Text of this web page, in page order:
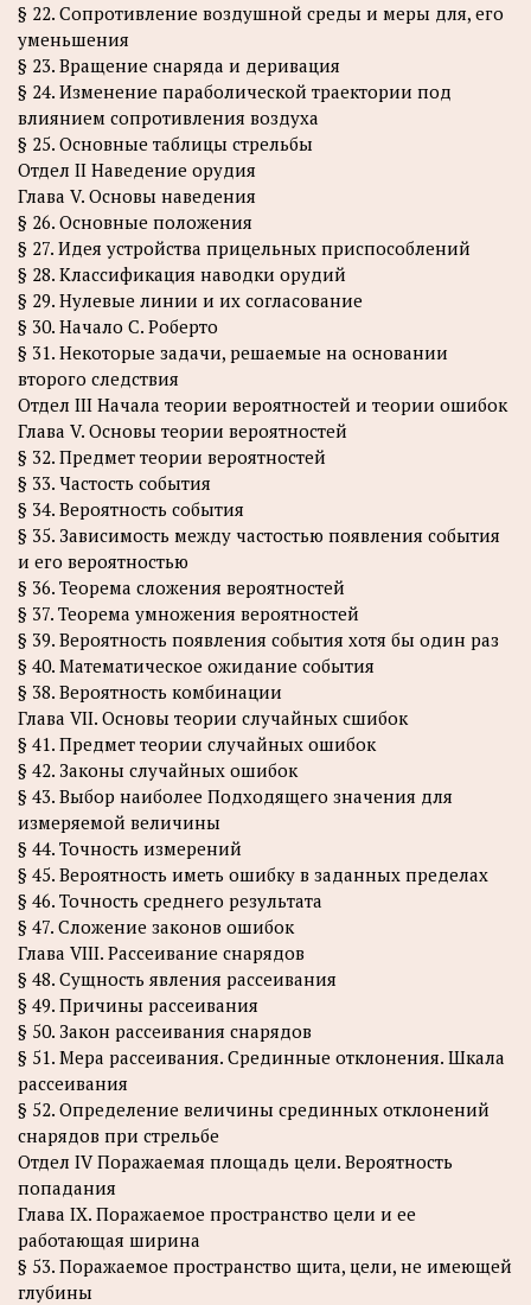
§ 22. Сопротивление воздушной среды и меры для, его
уменьшения
§ 23. Вращение снаряда и деривация
§ 24. Изменение параболической траектории под
влиянием сопротивления воздуха
§ 25. Основные таблицы стрельбы
Отдел II Наведение орудия
Глава V. Основы наведения
§ 26. Основные положения
§ 27. Идея устройства прицельных приспособлений
§ 28. Классификация наводки орудий
§ 29. Нулевые линии и их согласование
§ 30. Начало С. Роберто
§ 31. Некоторые задачи, решаемые на основании
второго следствия
Отдел III Начала теории вероятностей и теории ошибок
Глава V. Основы теории вероятностей
§ 32. Предмет теории вероятностей
§ 33. Частость события
§ 34. Вероятность события
§ 35. Зависимость между частостью появления события
и его вероятностью
§ 36. Теорема сложения вероятностей
§ 37. Теорема умножения вероятностей
§ 39. Вероятность появления события хотя бы один раз
§ 40. Математическое ожидание события
§ 38. Вероятность комбинации
Глава VII. Основы теории случайных сшибок
§ 41. Предмет теории случайных ошибок
§ 42. Законы случайных ошибок
§ 43. Выбор наиболее Подходящего значения для
измеряемой величины
§ 44. Точность измерений
§ 45. Вероятность иметь ошибку в заданных пределах
§ 46. Точность среднего результата
§ 47. Сложение законов ошибок
Глава VIII. Рассеивание снарядов
§ 48. Сущность явления рассеивания
§ 49. Причины рассеивания
§ 50. Закон рассеивания снарядов
§ 51. Мера рассеивания. Срединные отклонения. Шкала
рассеивания
§ 52. Определение величины срединных отклонений
снарядов при стрельбе
Отдел IV Поражаемая площадь цели. Вероятность
попадания
Глава IX. Поражаемое пространство цели и ее
работающая ширина
§ 53. Поражаемое пространство щита, цели, не имеющей
глубины